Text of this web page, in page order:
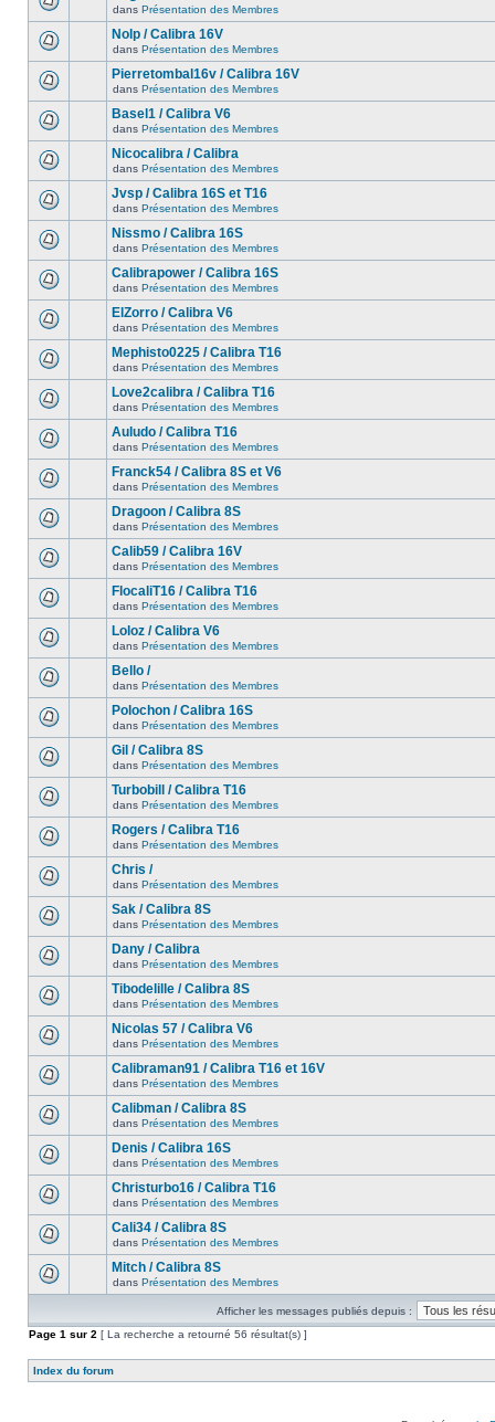
dans Présentation des Membres
Nolp / Calibra 16V
dans Présentation des Membres
Pierretombal16v / Calibra 16V
dans Présentation des Membres
Basel1 / Calibra V6
dans Présentation des Membres
Nicocalibra / Calibra
dans Présentation des Membres
Jvsp / Calibra 16S et T16
dans Présentation des Membres
Nissmo / Calibra 16S
dans Présentation des Membres
Calibrapower / Calibra 16S
dans Présentation des Membres
ElZorro / Calibra V6
dans Présentation des Membres
Mephisto0225 / Calibra T16
dans Présentation des Membres
Love2calibra / Calibra T16
dans Présentation des Membres
Auludo / Calibra T16
dans Présentation des Membres
Franck54 / Calibra 8S et V6
dans Présentation des Membres
Dragoon / Calibra 8S
dans Présentation des Membres
Calib59 / Calibra 16V
dans Présentation des Membres
FlocaliT16 / Calibra T16
dans Présentation des Membres
Loloz / Calibra V6
dans Présentation des Membres
Bello /
dans Présentation des Membres
Polochon / Calibra 16S
dans Présentation des Membres
Gil / Calibra 8S
dans Présentation des Membres
Turbobill / Calibra T16
dans Présentation des Membres
Rogers / Calibra T16
dans Présentation des Membres
Chris /
dans Présentation des Membres
Sak / Calibra 8S
dans Présentation des Membres
Dany / Calibra
dans Présentation des Membres
Tibodelille / Calibra 8S
dans Présentation des Membres
Nicolas 57 / Calibra V6
dans Présentation des Membres
Calibraman91 / Calibra T16 et 16V
dans Présentation des Membres
Calibman / Calibra 8S
dans Présentation des Membres
Denis / Calibra 16S
dans Présentation des Membres
Christurbo16 / Calibra T16
dans Présentation des Membres
Cali34 / Calibra 8S
dans Présentation des Membres
Mitch / Calibra 8S
dans Présentation des Membres
Afficher les messages publiés depuis :
Page 1 sur 2 [ La recherche a retourné 56 résultat(s) ]
Index du forum